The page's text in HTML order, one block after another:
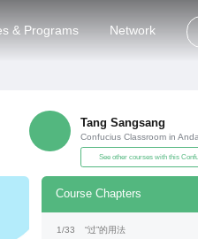
& Programs Network
Tang Sangsang
See other courses with this
Course Chapters
1/33 “过”的用法